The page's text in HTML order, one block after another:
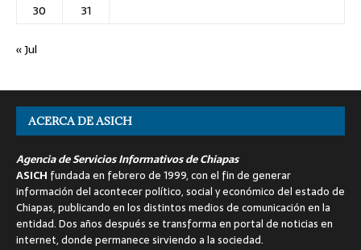
30
31
« Jul
ACERCA DE ASICH
Agencia de Servicios Informativos de Chiapas
ASICH fundada en febrero de 1999, con el fin de generar
información del acontecer político, social y económico del estado de
Chiapas, publicando en los distintos medios de comunicación en la
entidad. Dos años después se transforma en portal de noticias en
internet, donde permanece sirviendo a la sociedad.